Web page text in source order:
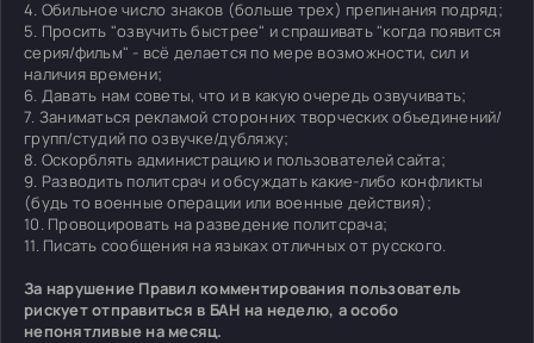
4. Обильное число знаков (больше трех) препинания подряд;
5. Просить "озвучить быстрее" и спрашивать "когда появится
серия/фильм" - всё делается по мере возможности, сил и
наличия времени;
6. Давать нам советы, что и в какую очередь озвучивать;
7. Заниматься рекламой сторонних творческих объединений/
групп/студий по озвучке/дубляжу;
8. Оскорблять администрацию и пользователей сайта;
9. Разводить политсрач и обсуждать какие-либо конфликты
(будь то военные операции или военные действия);
10. Провоцировать на разведение политсрача;
11. Писать сообщения на языках отличных от русского.
За нарушение Правил комментирования пользователь
рискует отправиться в БАН на неделю, а особо
непонятливые на месяц.